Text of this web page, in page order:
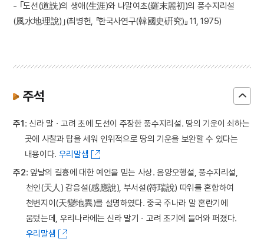
- ｢도선(道詵)의 생애(生涯)와 나말여초(羅末麗初)의 풍수지리설
(風水地理說)｣(최병헌, 『한국사연구(韓國史硏究)』 11, 1975)
주석
주1: 신라 말ㆍ고려 초에 도선이 주장한 풍수지리설. 땅의 기운이 쇠하는
곳에 사찰과 탑을 세워 인위적으로 땅의 기운을 보완할 수 있다는
내용이다. 우리말샘
주2: 앞날의 길흉에 대한 예언을 믿는 사상. 음양오행설, 풍수지리설,
천인(天人) 감응설(感應說), 부서설(符瑞說) 따위를 혼합하여
천변지이(天變地異)를 설명하였다. 중국 주나라 말 혼란기에
움텄는데, 우리나라에는 신라 말기ㆍ고려 초기에 들어와 퍼졌다.
우리말샘